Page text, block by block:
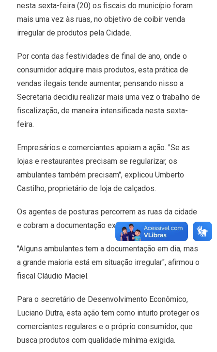
nesta sexta-feira (20) os fiscais do município foram
mais uma vez às ruas, no objetivo de coibir venda
irregular de produtos pela Cidade.
Por conta das festividades de final de ano, onde o
consumidor adquire mais produtos, esta prática de
vendas ilegais tende aumentar, pensando nisso a
Secretaria decidiu realizar mais uma vez o trabalho de
fiscalização, de maneira intensificada nesta sexta-
feira.
Empresários e comerciantes apoiam a ação. "Se as
lojas e restaurantes precisam se regularizar, os
ambulantes também precisam", explicou Umberto
Castilho, proprietário de loja de calçados.
Os agentes de posturas percorrem as ruas da cidade
e cobram a documentação exigida pelo município.
"Alguns ambulantes tem a documentação em dia, mas
a grande maioria está em situação irregular", afirmou o
fiscal Cláudio Maciel.
Para o secretário de Desenvolvimento Econômico,
Luciano Dutra, esta ação tem como intuito proteger os
comerciantes regulares e o próprio consumidor, que
busca produtos com qualidade mínima exigida.